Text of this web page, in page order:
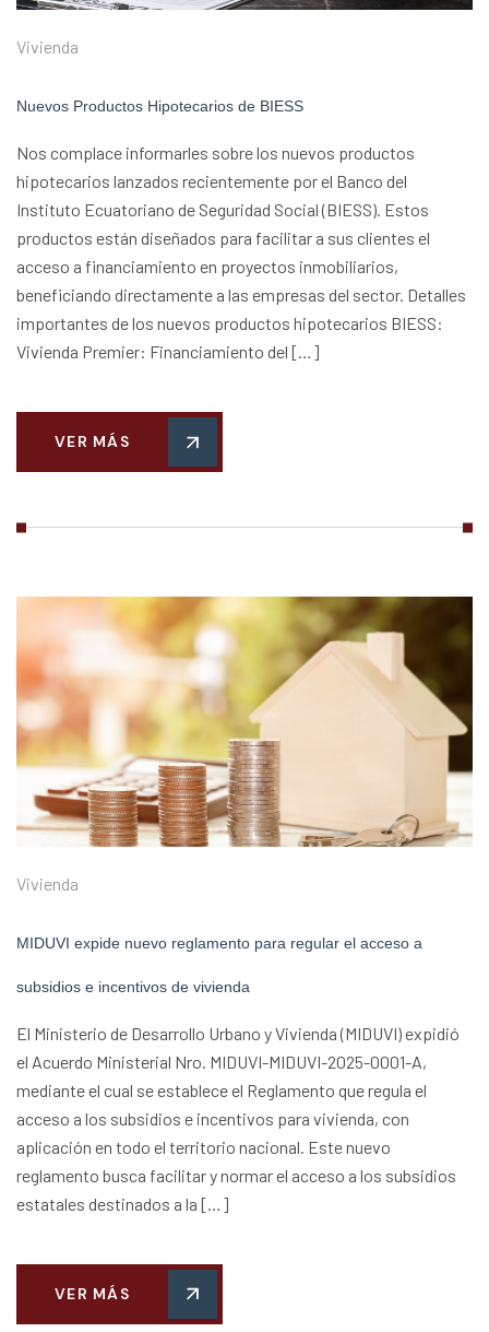
Vivienda
Nuevos Productos Hipotecarios de BIESS
Nos complace informarles sobre los nuevos productos
hipotecarios lanzados recientemente por el Banco del
Instituto Ecuatoriano de Seguridad Social (BIESS). Estos
productos están diseñados para facilitar a sus clientes el
acceso a financiamiento en proyectos inmobiliarios,
beneficiando directamente a las empresas del sector. Detalles
importantes de los nuevos productos hipotecarios BIESS:
Vivienda Premier: Financiamiento del […]
VER MÁS
Vivienda
MIDUVI expide nuevo reglamento para regular el acceso a
subsidios e incentivos de vivienda
El Ministerio de Desarrollo Urbano y Vivienda (MIDUVI) expidió
el Acuerdo Ministerial Nro. MIDUVI-MIDUVI-2025-0001-A,
mediante el cual se establece el Reglamento que regula el
acceso a los subsidios e incentivos para vivienda, con
aplicación en todo el territorio nacional. Este nuevo
reglamento busca facilitar y normar el acceso a los subsidios
estatales destinados a la […]
VER MÁS